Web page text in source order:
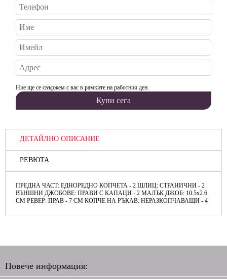
Ние ще се свържем с вас в рамките на работния ден.
ДЕТАЙЛНО ОПИСАНИЕ
РЕВЮТА
ПРЕДНА ЧАСТ: ЕДНОРЕДНО КОПЧЕТА - 2 ШЛИЦ: СТРАНИЧНИ - 2
ВЪНШНИ ДЖОБОВЕ: ПРАВИ С КАПАЦИ - 2 МАЛЪК ДЖОБ: 10.5х2.6
СМ РЕВЕР: ПРАВ - 7 СМ КОПЧЕ НА РЪКАВ: НЕРАЗКОПЧАВАЩИ - 4
Повече информация: